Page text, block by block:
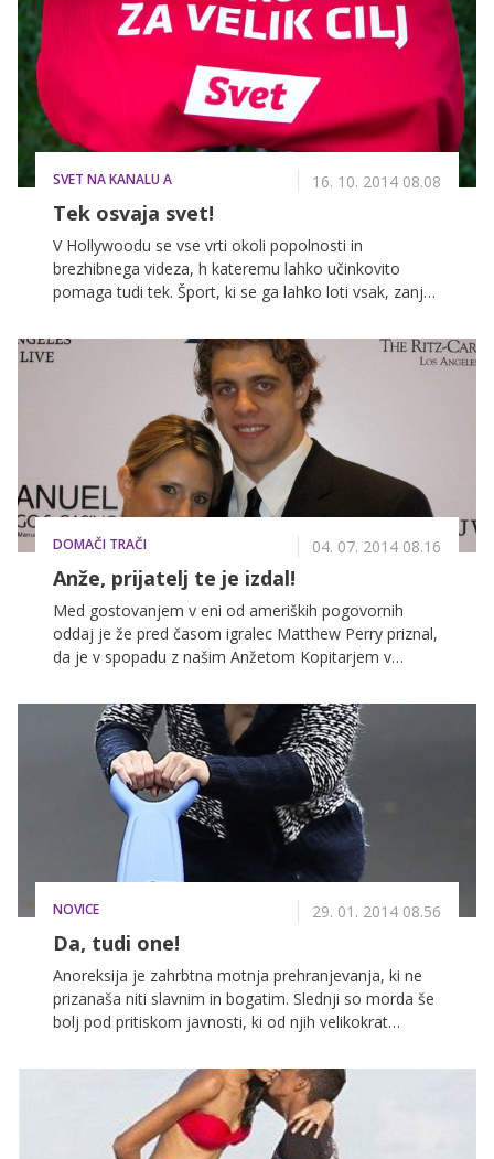
SVET NA KANALU A 16. 10. 2014 08.08
Tek osvaja svet!
V Hollywoodu se vse vrti okoli popolnosti in
brezhibnega videza, h kateremu lahko učinkovito
pomaga tudi tek. Šport, ki se ga lahko loti vsak, zanj
drugih pripomočkov, je obsedel tudi zvezdnike.
Nekateri so šli v svoji obsedenosti celo tako daleč, da
tečejo večkrat dnevno, teku pa se ne odpovejo niti na
dopustu. Med tekom tako uživajo v samoti, pozabijo
na obveznosti, obenem pa skrbijo, da njihovo telo sije
od popolne forme, kar jim zagotavlja zelence v
Hollywoodu.
DOMAČI TRAČI 04. 07. 2014 08.16
Anže, prijatelj te je izdal!
Med gostovanjem v eni od ameriških pogovornih
oddaj je že pred časom igralec Matthew Perry priznal,
da je v spopadu z našim Anžetom Kopitarjem v
steklenic piva, ki naj bi jih pred tem popil naš Kopi ...
Preberite podrobnosti!
NOVICE 29. 01. 2014 08.56
Da, tudi one!
Anoreksija je zahrbtna motnja prehranjevanja, ki ne
prizanaša niti slavnim in bogatim. Slednji so morda še
bolj pod pritiskom javnosti, ki od njih velikokrat
v brezno, iz katerega ne najde izhoda.